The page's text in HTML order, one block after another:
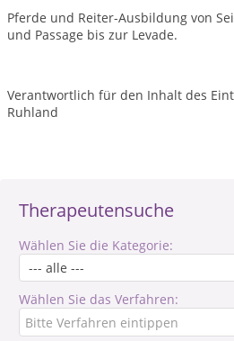
Therapeutensuche
Wählen Sie die Kategorie:
Wählen Sie das Verfahren:
Pferde und Reiter-Ausbildung von
und Passage bis zur Levade.
Verantwortlich für den Inhalt des
Ruhland